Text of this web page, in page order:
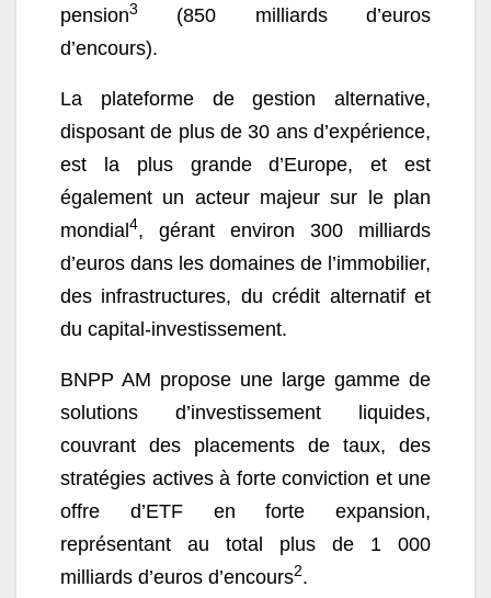
pension3
(850 milliards d’euros
d’encours).
La plateforme de gestion alternative,
disposant de plus de 30 ans d’expérience,
est la plus grande d’Europe, et est
également un acteur majeur sur le plan
mondial 4, gérant environ 300 milliards
d’euros dans les domaines de l’immobilier,
des infrastructures, du crédit alternatif et
du capital-investissement.
BNPP AM propose une large gamme de
solutions d’investissement liquides,
couvrant des placements de taux, des
stratégies actives à forte conviction et une
offre d’ETF en forte expansion,
représentant au total plus de 1 000
milliards d’euros d’encours2.